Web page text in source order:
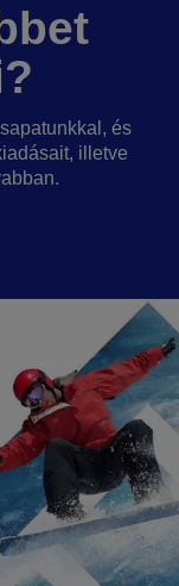
és
illetve